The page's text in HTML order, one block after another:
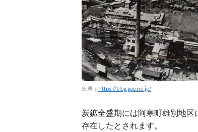
出典： https://blog.goo.ne.jp/
炭鉱全盛期には阿寒町雄別地
存在したとされます。